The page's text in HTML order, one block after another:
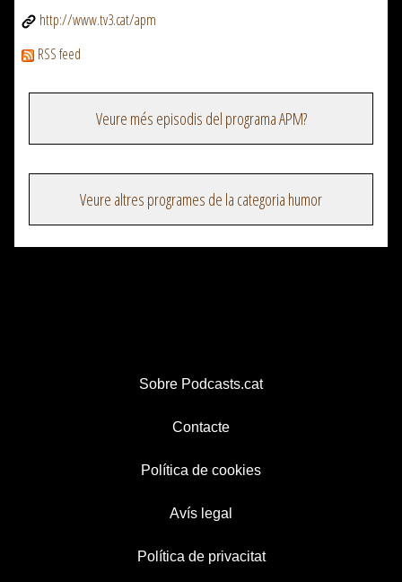
http://www.tv3.cat/apm
RSS feed
Veure més episodis del programa APM?
Veure altres programes de la categoria humor
Sobre Podcasts.cat
Contacte
Política de cookies
Avís legal
Política de privacitat